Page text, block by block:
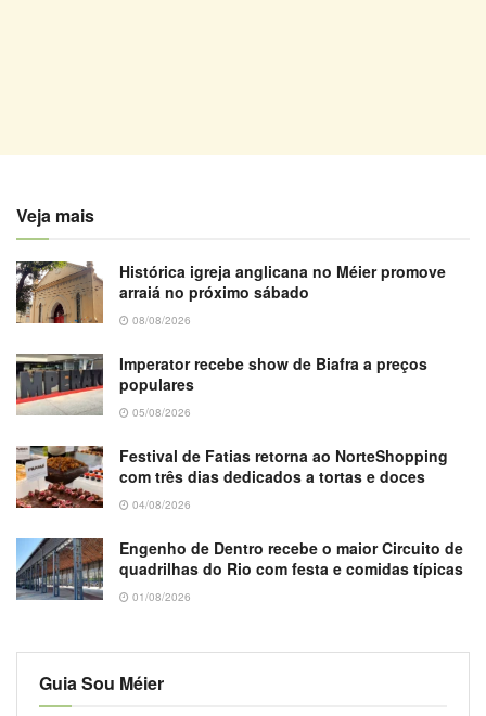
Veja mais
Histórica igreja anglicana no Méier promove
arraiá no próximo sábado
08/08/2026
Imperator recebe show de Biafra a preços
populares
05/08/2026
Festival de Fatias retorna ao NorteShopping
com três dias dedicados a tortas e doces
04/08/2026
Engenho de Dentro recebe o maior Circuito de
quadrilhas do Rio com festa e comidas típicas
01/08/2026
Guia Sou Méier